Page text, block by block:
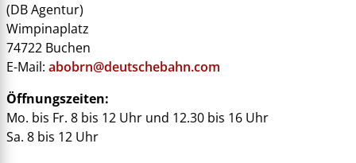
(DB Agentur)
Wimpinaplatz
74722 Buchen
E-Mail: abobrn@deutschebahn.com
Öffnungszeiten:
Mo. bis Fr. 8 bis 12 Uhr und 12.30 bis 16 Uhr
Sa. 8 bis 12 Uhr